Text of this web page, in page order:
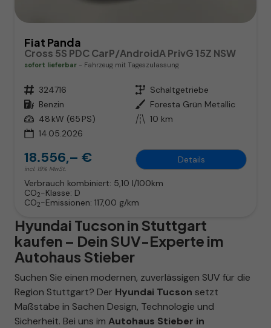
Fiat Panda
Cross 5S PDC CarP/AndroidA PrivG 15Z NSW
sofort lieferbar Fahrzeug mit Tageszulassung
Fahrzeugnr. 324716 Getriebe Schaltgetriebe
Kraftstoff Benzin Außenfarbe Foresta Grün Metallic
Leistung 48 kW (65 PS) Kilometerstand 10 km
14.05.2026
18.556,– €
incl. 19% MwSt.
Details
Verbrauch kombiniert: 5,10 l/100km
CO2-Klasse: D
CO2-Emissionen: 117,00 g/km
Hyundai Tucson in Stuttgart
kaufen – Dein SUV-Experte im
Autohaus Stieber
Suchen Sie einen modernen, zuverlässigen SUV für die
Region Stuttgart? Der Hyundai Tucson setzt
Maßstäbe in Sachen Design, Technologie und
Sicherheit. Bei uns im Autohaus Stieber in